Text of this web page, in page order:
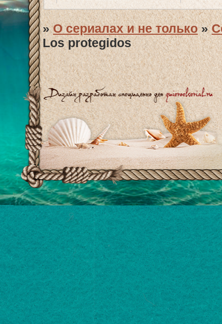
»О сериалах и не только »
Los protegidos